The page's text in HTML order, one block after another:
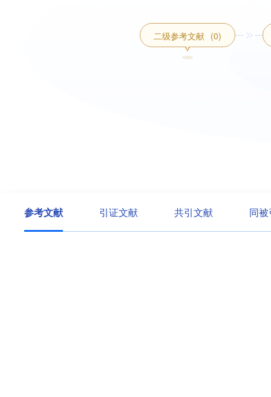
二级参考文献 (0)
参考文献 引证文献 共引文献 同